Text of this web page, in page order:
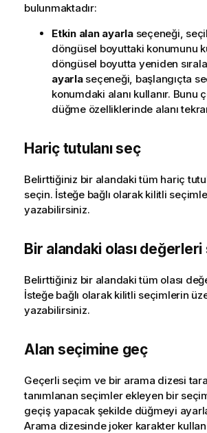
bulunmaktadır:
Etkin alan ayarlaseçeneği,
döngüsel boyuttaki konumunu
döngüsel boyutta yeniden
ayarlaseçeneği, başlangıçta
konumdaki alanı kullanır. Bunu
düğme özelliklerinde alanı
Hariç tutulanı seç
Belirttiğiniz bir alandaki tüm hariç
seçin. İsteğe bağlı olarak kilitli
yazabilirsiniz.
Bir alandaki olası değerleri
Belirttiğiniz bir alandaki tüm olası
İsteğe bağlı olarak kilitli seçimlerin
yazabilirsiniz.
Alan seçimine geç
Geçerli seçim ve bir arama dizesi
tanımlanan seçimler ekleyen bir
geçiş yapacak şekilde düğmeyi
Arama dizesinde joker karakter